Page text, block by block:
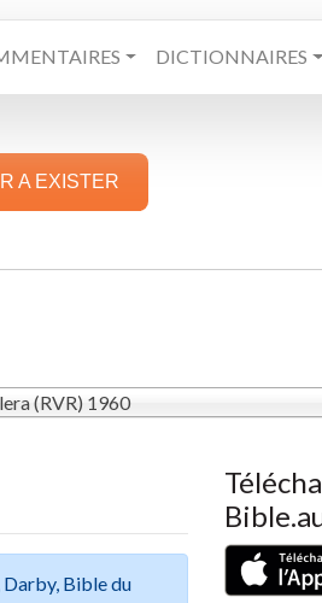
DICTIONNAIRES
A EXISTER
(RVR) 1960
Darby, Bible du